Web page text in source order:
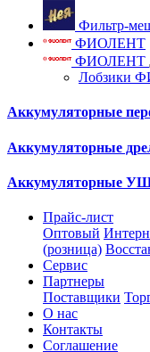
Фильтр-
ФИОЛЕНТ
ФИОЛЕНТ
Лобзики
Аккумуляторные
Аккумуляторные
Аккумуляторные
Прайс-лист
Оптовый
(розница)
Сервис
Партнеры
Поставщики
О нас
Контакты
Соглашение